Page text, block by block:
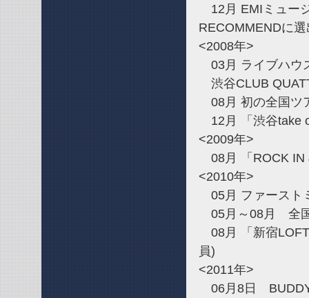
12月 EMIミュー
RECOMMENDに選
<2008年>
03月 ライブハウ
渋谷CLUB
08月 初の全国ツ
12月 「渋谷take
<2009年>
08月 「ROCK IN
<2010年>
05月 ファースト
05月～08月 全国
08月 「新宿
員)
<2011年>
06月8日 BUDDY